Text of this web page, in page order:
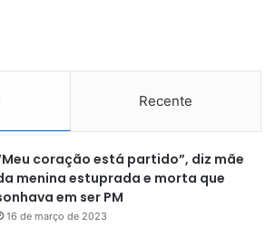
da execução de Clebson, no bairro
Integrado recebeu o comunicado de
22h17 quando houve o
Recente
coração está partido”, diz mãe
menina estuprada e morta que
em ser PM
16 de março de 2023